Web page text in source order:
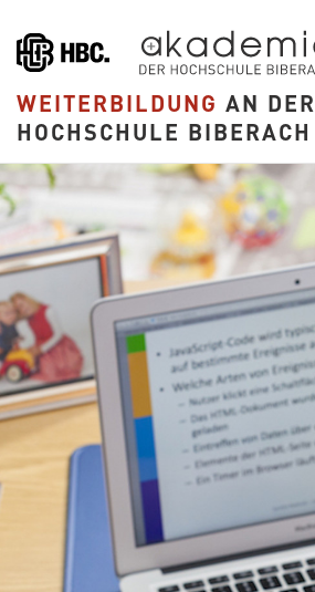
zum
Inhalt
WEITERBILDUNG AN DER
HOCHSCHULE BIBERACH